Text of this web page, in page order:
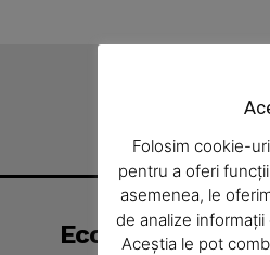
Administratie
Economic
Folosim cookie-
pentru a oferi
asemenea, le
de analize
Aceștia le pot